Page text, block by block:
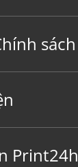
sách
Print24h